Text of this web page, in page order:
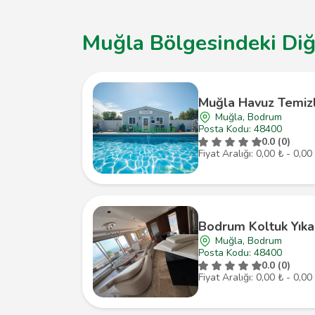
Muğla Bölgesindeki
Muğla Havuz
Muğla, Bodrum
Posta Kodu: 48400
0.0 (0)
Fiyat Aralığı: 0,00 ₺ - 0,00
Bodrum Koltuk
Muğla, Bodrum
Posta Kodu: 48400
0.0 (0)
Fiyat Aralığı: 0,00 ₺ - 0,00